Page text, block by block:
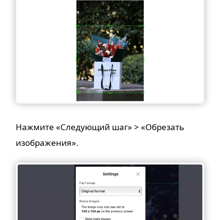
Нажмите «Следующий шаг» > «Обрезать
изображения».